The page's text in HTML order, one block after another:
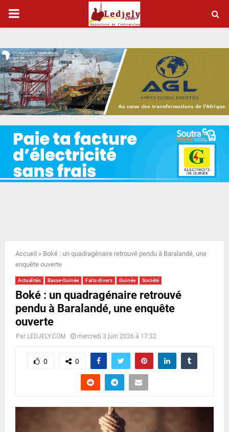
P
I
M
A
R
Y
N
U
Accueil » Boké : un quadragénaire retrouvé pendu à Baralandé, une
enquête ouverte
Actualités Basse-Guinée Faits-divers Guinée Société
Boké : un quadragénaire retrouvé
pendu à Baralandé, une enquête
ouverte
Par LEDJELY.COM mercredi 3 juin 2026 à 17:32
0 0